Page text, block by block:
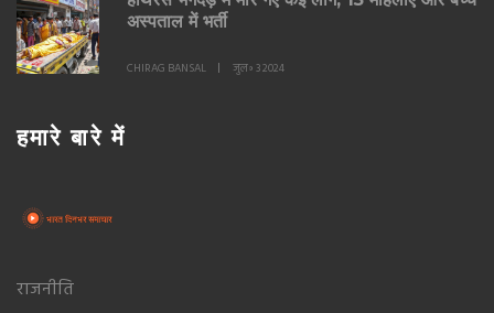
अस्पताल में भर्ती
CHIRAG BANSAL जुल॰ 3 2024
हमारे बारे में
राजनीति